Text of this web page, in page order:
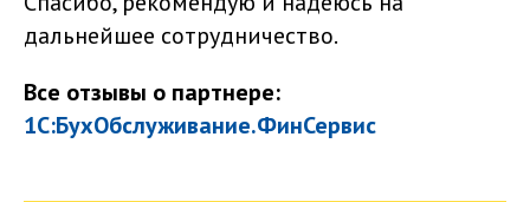
дальнейшее сотрудничество.
Все отзывы о партнере:
1С:БухОбслуживание.ФинСервис